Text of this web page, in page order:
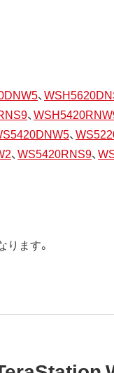
、
、
、
、 WS5420RNS9、
ます。